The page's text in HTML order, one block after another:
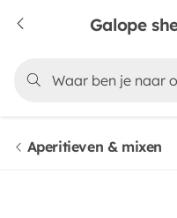
Galope
Aperitieven & mixen